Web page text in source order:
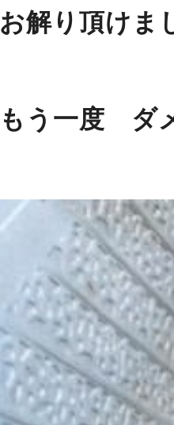
お解り頂けま
もう一度 ダ